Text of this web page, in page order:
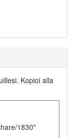
Kopioi alla